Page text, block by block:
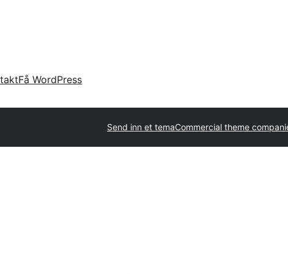
Få WordPress
Send inn et temaCommercial theme